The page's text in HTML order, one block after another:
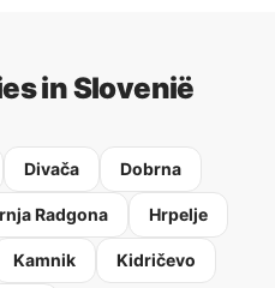
in Slovenië
Divača Dobrna
Radgona Hrpelje
Kamnik Kidričevo